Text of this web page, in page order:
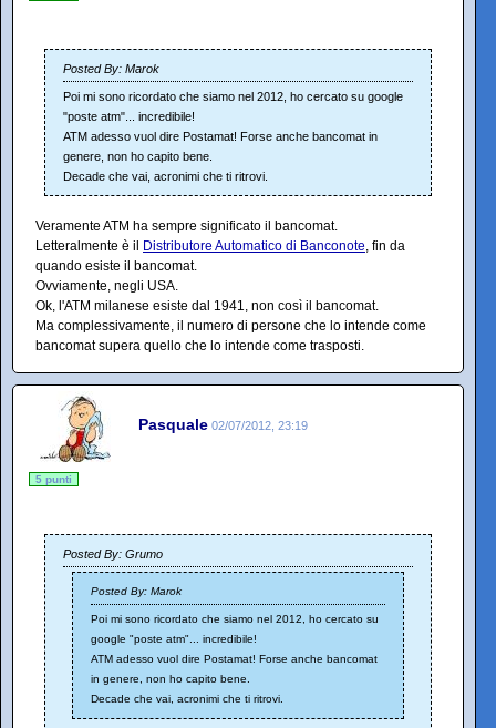
Posted By: Marok
Poi mi sono ricordato che siamo nel 2012, ho cercato su google
"poste atm"... incredibile!
ATM adesso vuol dire Postamat! Forse anche bancomat in
genere, non ho capito bene.
Decade che vai, acronimi che ti ritrovi.
Veramente ATM ha sempre significato il bancomat.
Letteralmente è il
Distributore Automatico di Banconote, fin da
quando esiste il bancomat.
Ovviamente, negli USA.
Ok, l'ATM milanese esiste dal 1941, non così il bancomat.
Ma complessivamente, il numero di persone che lo intende come
bancomat supera quello che lo intende come trasposti.
Pasquale 02/07/2012, 23:19
5 punti
Posted By: Grumo
Posted By: Marok
Poi mi sono ricordato che siamo nel 2012, ho cercato su
google "poste atm"... incredibile!
ATM adesso vuol dire Postamat! Forse anche bancomat
in genere, non ho capito bene.
Decade che vai, acronimi che ti ritrovi.